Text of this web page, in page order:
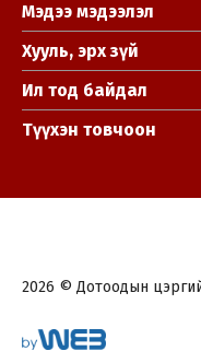
Мэдээ мэдээлэл
Хууль, эрх зүй
Ил тод байдал
Түүхэн товчоон
2026 © Дотоодын